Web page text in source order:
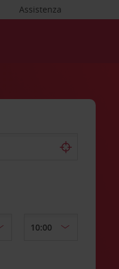
Assistenza